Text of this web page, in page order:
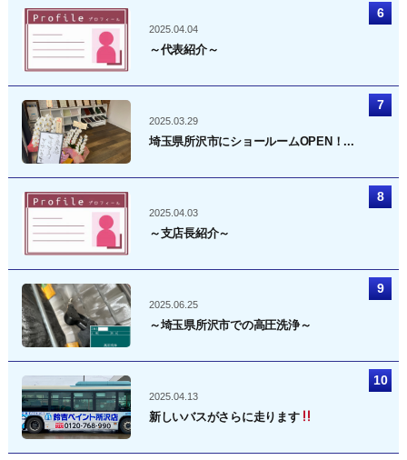
2025.04.04
～代表紹介～
2025.03.29
埼玉県所沢市にショールームOPEN！...
2025.04.03
～支店長紹介～
2025.06.25
～埼玉県所沢市での高圧洗浄～
2025.04.13
新しいバスがさらに走ります